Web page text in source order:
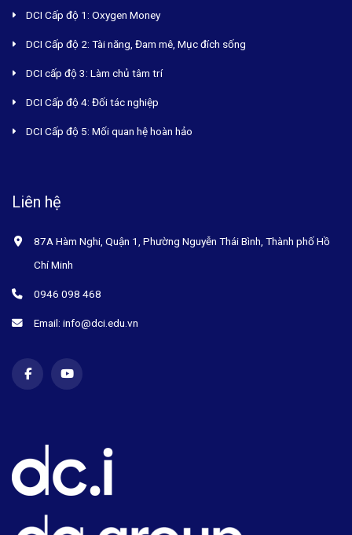
DCI Cấp độ 1: Oxygen Money
DCI Cấp độ 2: Tài năng, Đam mê, Mục đích sống
DCI cấp độ 3: Làm chủ tâm trí
DCI Cấp độ 4: Đối tác nghiệp
DCI Cấp độ 5: Mối quan hệ hoàn hảo
Liên hệ
87A Hàm Nghi, Quận 1, Phường Nguyễn Thái Bình, Thành phố Hồ
Chí Minh
0946 098 468
Email: info@dci.edu.vn